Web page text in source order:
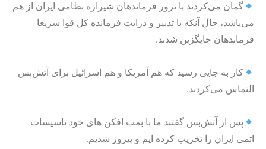
گمان می‌کردند با ترور فرماندهان شیرازه نظامی ایران از هم
می‌پاشد، حال آنکه با تدبیر و درایت فرمانده کل قوا سریعا
فرماندهان جایگزین شدند.
کار به جایی رسید که هم آمریکا و هم اسرائیل برای آتش‌بس
التماس می‌کردند.
پس از آتش‌بس گفتند ما با بمب افکن های خود تاسیسات
اتمی ایران را تخریب کرده ایم و پیروز شدیم.